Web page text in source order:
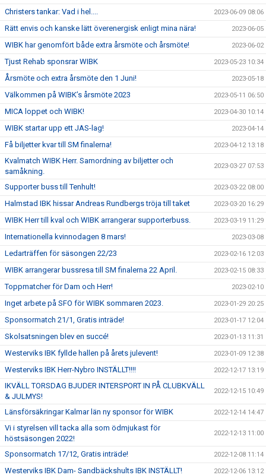
Christers tankar: Vad i hel.... 2023-06-09 08:06
Rätt envis och kanske lätt överenergisk enligt mina nära! 2023-06-05
WIBK har genomfört både extra årsmöte och årsmöte! 2023-06-02
Tjust Rehab sponsrar WIBK 2023-05-23 10:34
Årsmöte och extra årsmöte den 1 Juni! 2023-05-18
Välkommen på WIBK’s årsmöte 2023 2023-05-11 06:50
MICA loppet och WIBK! 2023-04-30 10:14
WIBK startar upp ett JAS-lag! 2023-04-14
Få biljetter kvar till SM finalerna! 2023-04-12 13:18
Kvalmatch WIBK Herr. Samordning av biljetter och
samåkning.
2023-03-27 07:53
Supporter buss till Tenhult! 2023-03-22 08:00
Halmstad IBK hissar Andreas Rundbergs tröja till taket 2023-03-20 16:29
WIBK Herr till kval och WIBK arrangerar supporterbuss. 2023-03-19 11:29
Internationella kvinnodagen 8 mars! 2023-03-08
Ledarträffen för säsongen 22/23 2023-02-16 12:03
WIBK arrangerar bussresa till SM finalerna 22 April. 2023-02-15 08:33
Toppmatcher för Dam och Herr! 2023-02-10
Inget arbete på SFO för WIBK sommaren 2023. 2023-01-29 20:25
Sponsormatch 21/1, Gratis inträde! 2023-01-17 12:04
Skolsatsningen blev en succé! 2023-01-13 11:31
Westerviks IBK fyllde hallen på årets julevent! 2023-01-09 12:38
Westerviks IBK Herr-Nybro INSTÄLLT!!!! 2022-12-17 13:19
IKVÄLL TORSDAG BJUDER INTERSPORT IN PÅ CLUBKVÄLL
& JULMYS!
2022-12-15 10:49
Länsförsäkringar Kalmar län ny sponsor för WIBK 2022-12-14 14:47
Vi i styrelsen vill tacka alla som ödmjukast för
höstsäsongen 2022!
2022-12-13 11:00
Sponsormatch 17/12, Gratis inträde! 2022-12-08 11:14
Westerviks IBK Dam- Sandbäckshults IBK INSTÄLLT! 2022-12-06 13:12